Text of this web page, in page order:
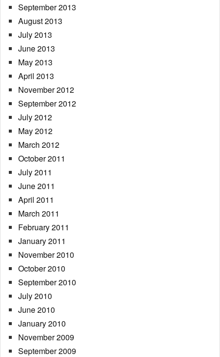
September 2013
August 2013
July 2013
June 2013
May 2013
April 2013
November 2012
September 2012
July 2012
May 2012
March 2012
October 2011
July 2011
June 2011
April 2011
March 2011
February 2011
January 2011
November 2010
October 2010
September 2010
July 2010
June 2010
January 2010
November 2009
September 2009